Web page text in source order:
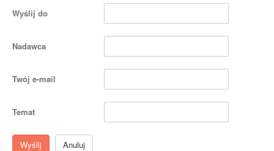
Wyślij do
Nadawca
Twój e-mail
Temat
Wyślij Anuluj